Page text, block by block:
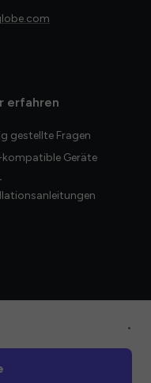
erfahren
gestellte Fragen
kompatible Geräte
•